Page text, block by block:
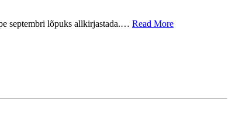
septembri lõpuks allkirjastada.… Read More